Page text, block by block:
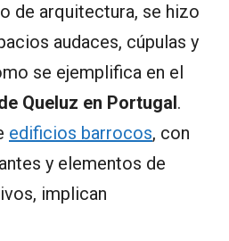
de arquitectura, se hizo
audaces, cúpulas y
se ejemplifica en el
Queluz en Portugal.
edificios barrocos, con
y elementos de
implican